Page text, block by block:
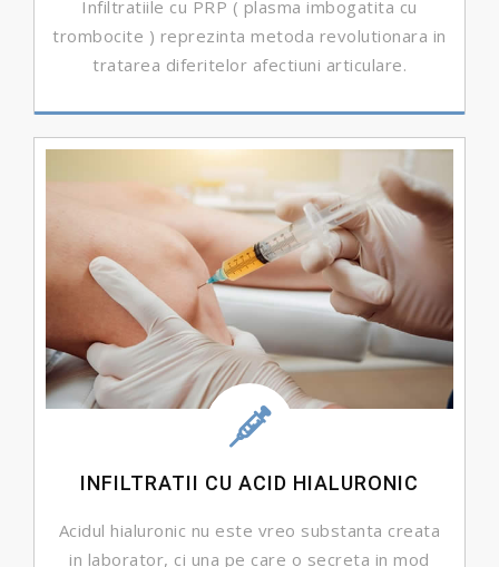
Infiltratiile cu PRP ( plasma imbogatita cu
trombocite ) reprezinta metoda revolutionara in
tratarea diferitelor afectiuni articulare.
DETALII ...
INFILTRATII CU ACID HIALURONIC
Acidul hialuronic nu este vreo substanta creata
in laborator, ci una pe care o secreta in mod